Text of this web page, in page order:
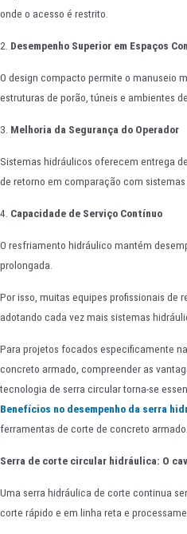
onde o acesso é restrito.
2. Desempenho Superior em Espaços
O design compacto permite o manuseio
estruturas de porão, túneis e ambientes
3. Melhoria da Segurança do Operador
Sistemas hidráulicos oferecem entrega
de retorno em comparação com
4. Capacidade de Serviço Contínuo
O resfriamento hidráulico mantém
prolongada.
Por isso, muitas equipes profissionais de
adotando cada vez mais sistemas
Para projetos focados especificamente
concreto armado, compreender as
tecnologia de serra circular torna-se
Benefícios no desempenho da serra
ferramentas de corte de concreto armado.
Serra de corte circular hidráulica: O
Uma serra hidráulica de corte continua
corte rápido e em linha reta e